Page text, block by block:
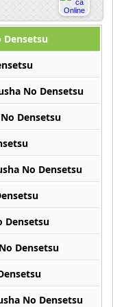
Densetsu
No Densetsu
Densetsu
No Densetsu
Densetsu
Densetsu
No Densetsu